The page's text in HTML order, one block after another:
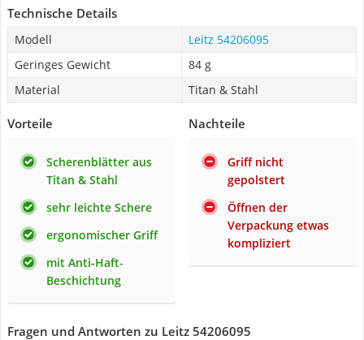
Technische Details
Modell
Leitz 54206095
Geringes Gewicht
84 g
Material
Titan & Stahl
Vorteile
Scherenblätter aus
Titan & Stahl
sehr leichte Schere
ergonomischer Griff
mit Anti-Haft-
Beschichtung
Nachteile
Griff nicht
gepolstert
Öffnen der
Verpackung etwas
kompliziert
Fragen und Antworten zu Leitz 54206095